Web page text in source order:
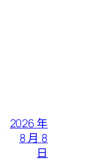
2026 年
8 月 8
日